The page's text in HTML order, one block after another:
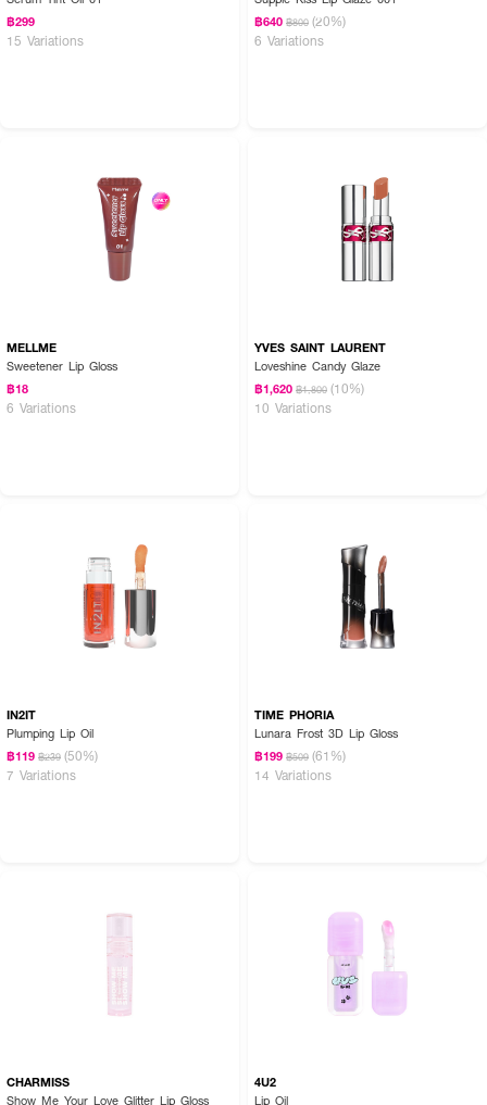
· ผสานด้วยน้ำมันจากพฤกษศาสตร์คุณภาพสูง 7 ชนิด ที่จะช่วยมอบความชุ่มชื้น
ให้ริมฝีปากได้อย่างล้ำลึก ให้ริมฝีปากเนียนนุ่ม
· FDA Registration No. : 10-2-6800001032
How To Use :
ใช้ทาตกแต่งบริเวณริมฝีปาก สามารถทาซ้ำได้ตามต้องการ
฿299
15 Variations
฿640 ฿800 (20%)
6 Variations
MELLME
Sweetener Lip Gloss
฿18
6 Variations
YVES SAINT LAURENT
Loveshine Candy Glaze
฿1,620 ฿1,800 (10%)
10 Variations
IN2IT
Plumping Lip Oil
฿119 ฿239 (50%)
7 Variations
TIME PHORIA
Lunara Frost 3D Lip Gloss
฿199 ฿509 (61%)
14 Variations
CHARMISS
Show Me Your Love Glitter Lip Gloss
4U2
Lip Oil